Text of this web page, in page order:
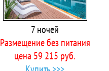
7 ночей
Размещение без питания
цена 59 215 руб.